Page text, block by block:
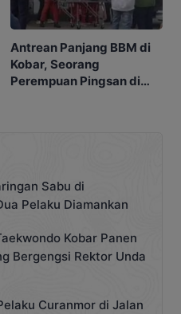
Antrean Panjang BBM di
Kobar, Seorang
Perempuan Pingsan di
Sabu di
Pelaku Diamankan
Kobar Panen
Bergengsi Rektor Unda
Curanmor di Jalan